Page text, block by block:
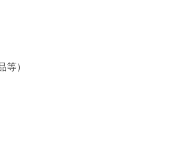
等）